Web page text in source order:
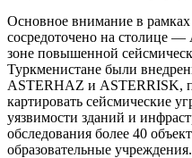
Основное внимание в
сосредоточено на столице
зоне повышенной
Туркменистане были
ASTERHAZ и ASTERRISK,
картировать сейсмические
уязвимости зданий и
обследования более 40
образовательные учреждения.